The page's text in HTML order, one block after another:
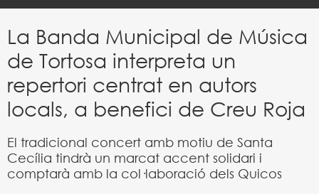
La Banda Municipal de Música
de Tortosa interpreta un
repertori centrat en autors
locals, a benefici de Creu Roja
El tradicional concert amb motiu de Santa
Cecília tindrà un marcat accent solidari i
comptarà amb la col·laboració dels Quicos